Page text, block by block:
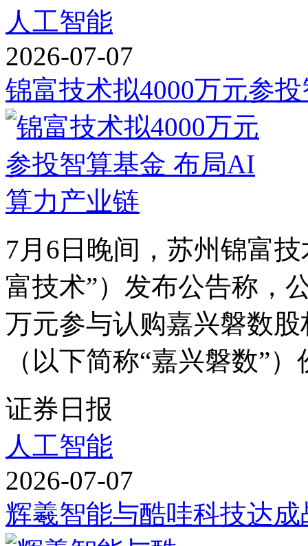
人工智能
2026-07-07
锦富技术拟4000万元参
7月6日晚间，苏州锦富
富技术”）发布公告称，
万元参与认购嘉兴磐数
（以下简称“嘉兴磐数”）
证券日报
人工智能
2026-07-07
辉羲智能与酷哇科技达